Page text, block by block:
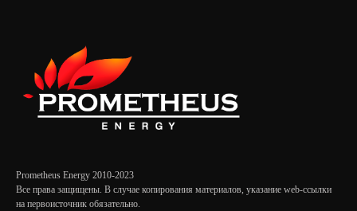
Prometheus Energy 2010-2023
Все права защищены. В случае копирования материалов, указание web-ссылки
на первоисточник обязательно.